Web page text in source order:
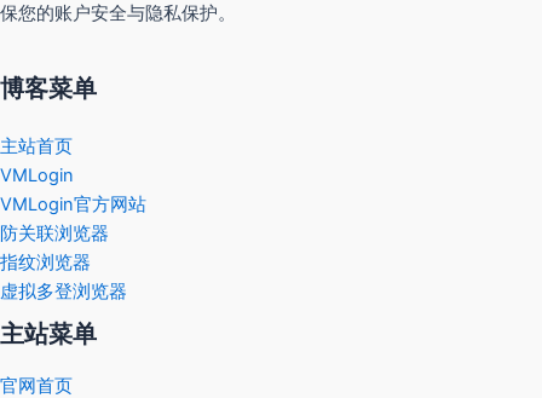
保您的账户安全与隐私保护。
博客菜单
主站首页
VMLogin
VMLogin官方网站
防关联浏览器
指纹浏览器
虚拟多登浏览器
主站菜单
官网首页